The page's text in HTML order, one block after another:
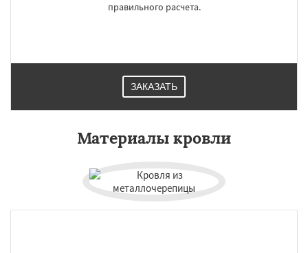
правильного расчета.
ЗАКАЗАТЬ
Материалы кровли